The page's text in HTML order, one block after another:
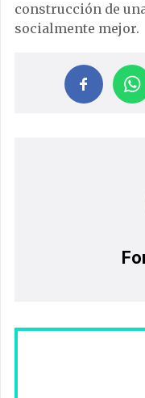
construcción de
socialmente mejor.